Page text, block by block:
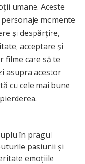
umane. Aceste
momente
și despărțire,
acceptare și
filme care să te
asupra acestor
cu cele mai bune
în pragul
pasiunii și
emoțiile